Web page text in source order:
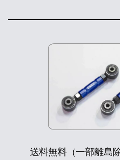
送料無料（一部離島